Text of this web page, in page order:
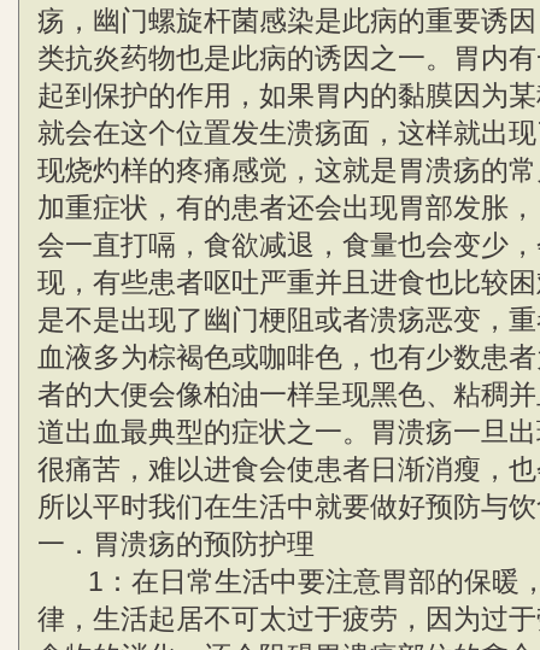
疡，幽门螺旋杆菌感染是此病的重要诱
类抗炎药物也是此病的诱因之一。胃内
起到保护的作用，如果胃内的黏膜因为
就会在这个位置发生溃疡面，这样就出
现烧灼样的疼痛感觉，这就是胃溃疡的
加重症状，有的患者还会出现胃部发胀
会一直打嗝，食欲减退，食量也会变少
现，有些患者呕吐严重并且进食也比较
是不是出现了幽门梗阻或者溃疡恶变，
血液多为棕褐色或咖啡色，也有少数患
者的大便会像柏油一样呈现黑色、粘稠
道出血最典型的症状之一。胃溃疡一旦
很痛苦，难以进食会使患者日渐消瘦，
所以平时我们在生活中就要做好预防与
一．胃溃疡的预防护理
1：在日常生活中要注意胃部的保暖
律，生活起居不可太过于疲劳，因为过